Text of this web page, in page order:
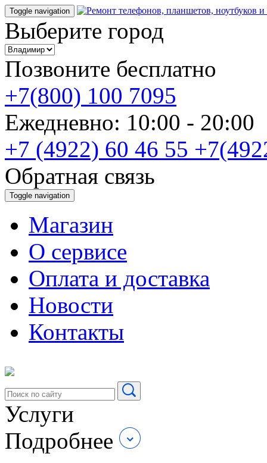
Toggle navigation
Выберите город
Позвоните бесплатно
+7(800) 100 7095
Ежедневно: 10:00 -
+7 (4922) 60 46 55
Обратная связь
Toggle navigation
Магазин
О cервисе
Оплата и доставка
Новости
Контакты
Услуги
Подробнее